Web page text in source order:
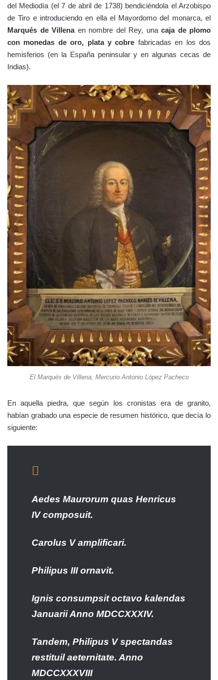
del Mediodía (el 7 de abril de 1738) bendiciéndola el Arzobispo
de Tiro e introduciendo en ella el Mayordomo del monarca, el
Marqués de Villenaen nombre del Rey, una caja de plomo
con monedas de oro, plata y cobre fabricadas en los dos
hemisferios (en la España peninsular y en algunas cecas de
Indias).
El Marqués de Villena, Mercurio Antonio López Pacheco
En aquella piedra, que según los cronistas era de granito,
habían grabado una especie de resumen histórico, que decía lo
siguiente:
Aedes Maurorum quas Henricus
IV composuit.
Carolus V amplificari.
Philipus III ornavit.
Ignis consumpsit octavo kalendas
Januarii Anno MDCCXXXIV.
Tandem, Philipus V spectandas
restituil aeternitate. Anno
MDCCXXXVIII